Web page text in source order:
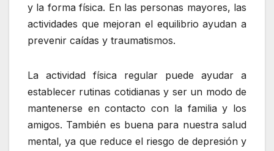
y la forma física. En las personas mayores, las
actividades que mejoran el equilibrio ayudan a
prevenir caídas y traumatismos.
La actividad física regular puede ayudar a
establecer rutinas cotidianas y ser un modo de
mantenerse en contacto con la familia y los
amigos. También es buena para nuestra salud
mental, ya que reduce el riesgo de depresión y